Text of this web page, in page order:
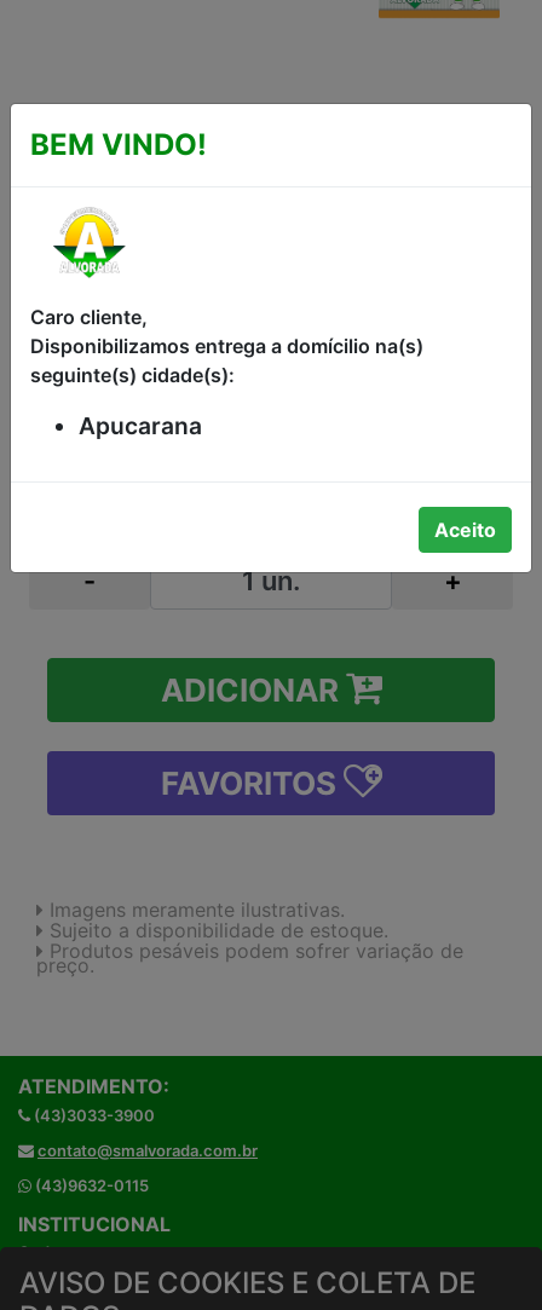
SABONETE HIDRATA &
PERFUMA PALMOLIVE
NATURALS 85G
SABONETE EM BARRA HIDRATA &
PERFUMA LEITE E PÉTALAS DE
ROSAS PALMOLIVE NATURALS
PACOTE 85G
- +
ADICIONAR
FAVORITOS
Imagens meramente ilustrativas.
Sujeito a disponibilidade de estoque.
Produtos pesáveis podem sofrer variação de
preço.
BEM VINDO!
Caro cliente,
Disponibilizamos entrega a domícilio na(s)
seguinte(s) cidade(s):
Apucarana
Aceito
AVISO DE COOKIES E COLETA DE
ATENDIMENTO:
(43)3033-3900
contato@smalvorada.com.br
(43)9632-0115
INSTITUCIONAL
Onde estamos
Horários de atendimento